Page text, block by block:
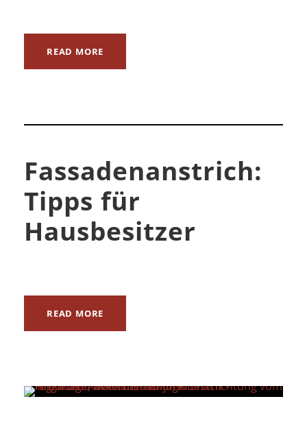
READ MORE
Fassadenanstrich:
Tipps für
Hausbesitzer
READ MORE